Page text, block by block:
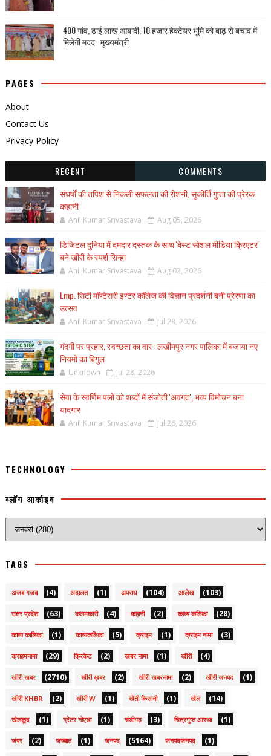
400 गांव, ढाई लाख आबादी, 10 हजार हेक्टेयर भूमि को बाढ़ से बचाव में
मिलेगी मदद : मुख्यमंत्री
PAGES
About
Contact Us
Privacy Policy
RECENT
COMMENTS
संघर्षों की तपिश से निकली सफलता की रोशनी, सुकीर्ति गुप्ता की प्रेरक
कहानी
Anil Kumar Srivastava Aug 05, 2026
डिजिटल दुनिया में दमदार दस्तक के साथ 'बेस्ट सोशल मीडिया क्रिएटर'
बने खीरी के स्पर्श सिन्हा
Anil Kumar Srivastava Aug 02, 2026
Lmp. सिटी मॉण्टेसरी इण्टर कॉलेज की विज्ञान प्रदर्शनी बनी प्रेरणा का
उत्सव
Anil Kumar Srivastava Jul 28, 2026
गंदगी पर प्रहार, स्वच्छता का वार : लखीमपुर नगर पालिका में बजाया नए
नियमों का बिगुल
Unknown Jul 28, 2026
सेवा के स्वर्णिम पलों को शब्दों में संजोती 'अवगत', भव्य विमोचन बना
यादगार
Anil Kumar Srivastava Jul 26, 2026
TECHNOLOGY
ब्लॉग आर्काइव
TAGS
अजब गजब (4) अदालत (1) अपराध (104) आलेख (103)
उत्तर प्रदेश (63) कलमकारी (4) कहानी (2) काव्य कलिका (28)
काव्य कालिका (1) काव्यकलिका (5) क्राइम (1) क्राइम नामा (3)
क्राइमनामा (29) क्रिकेट (2) खबर नामा (1) खीरी (4)
खीरी खबर (2710) खीरी ख़बर (2) खीरी खबरनामा (2) खीरी जनपद (1)
खीरी KHBR (2) खीरी W (1) खेती किसानी (1) खेल (14)
खेलकूद (1) ग्रेटर नोएडा (1) चंडीगढ़ (3) चित्रगुप्त आस्था (1)
जंपर (2) जज्बात (1) जनपद (5164) जनपदजनपद (1)